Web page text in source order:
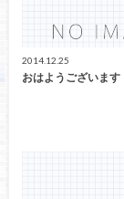
2014.12.25
おはようございます